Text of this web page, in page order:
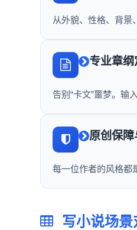
从外貌、性格、背景
专业章纲
告别“卡文”噩梦。输
原创保
每一位作者的风格都
写小说场